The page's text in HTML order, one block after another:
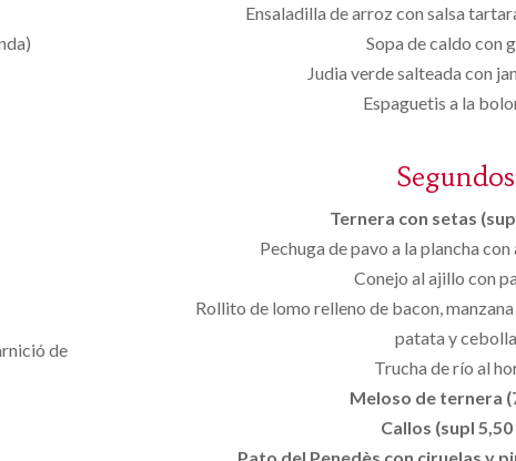
de
Ensaladilla de arroz con salsa
Sopa de caldo con
Judia verde salteada con
Espaguetis a la
Segundos
Ternera con setas
Pechuga de pavo a la plancha
Conejo al ajillo con
Rollito de lomo relleno de bacon,
patata y cebolla
Trucha de río al
Meloso de ternera
Callos (supl 5,50